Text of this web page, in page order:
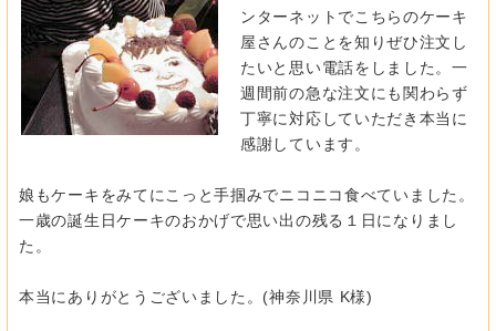
ンターネットでこちらのケーキ
屋さんのことを知りぜひ注文し
たいと思い電話をしました。一
週間前の急な注文にも関わらず
丁寧に対応していただき本当に
感謝しています。
娘もケーキをみてにこっと手掴みでニコニコ食べていました。
一歳の誕生日ケーキのおかげで思い出の残る１日になりまし
た。
本当にありがとうございました。(神奈川県 K様)